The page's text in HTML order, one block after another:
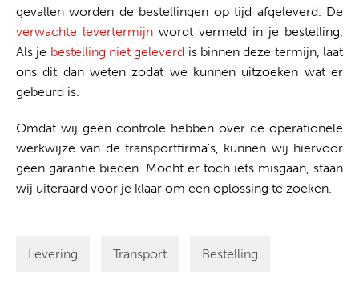
gevallen worden de bestellingen op tijd afgeleverd. De
verwachte levertermijnwordt vermeld in je bestelling.
Als je bestelling niet geleverd is binnen deze termijn, laat
ons dit dan weten zodat we kunnen uitzoeken wat er
gebeurd is.
Omdat wij geen controle hebben over de operationele
werkwijze van de transportfirma's, kunnen wij hiervoor
geen garantie bieden. Mocht er toch iets misgaan, staan
wij uiteraard voor je klaar om een oplossing te zoeken.
Levering Transport Bestelling